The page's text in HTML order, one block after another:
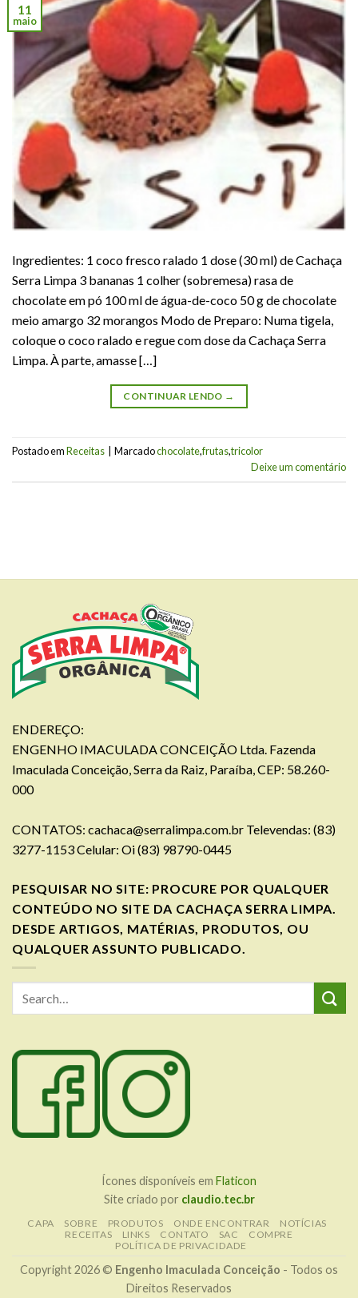
11
maio
Ingredientes: 1 coco fresco ralado 1 dose (30 ml) de Cachaça
Serra Limpa 3 bananas 1 colher (sobremesa) rasa de
chocolate em pó 100 ml de água-de-coco 50 g de chocolate
meio amargo 32 morangos Modo de Preparo: Numa tigela,
coloque o coco ralado e regue com dose da Cachaça Serra
Limpa. À parte, amasse […]
CONTINUAR LENDO →
Postado emReceitas Marcadochocolate,frutas,tricolor
Deixe um comentário
ENDEREÇO:
ENGENHO IMACULADA CONCEIÇÃO Ltda. Fazenda
Imaculada Conceição, Serra da Raiz, Paraíba, CEP: 58.260-
000
CONTATOS: cachaca@serralimpa.com.br Televendas: (83)
3277-1153 Celular: Oi (83) 98790-0445
PESQUISAR NO SITE: PROCURE POR QUALQUER
CONTEÚDO NO SITE DA CACHAÇA SERRA LIMPA.
DESDE ARTIGOS, MATÉRIAS, PRODUTOS, OU
QUALQUER ASSUNTO PUBLICADO.
Ícones disponíveis em Flaticon
Site criado por claudio.tec.br
CAPA SOBRE PRODUTOS ONDE ENCONTRAR
NOTÍCIAS
RECEITAS
LINKS CONTATO SAC
COMPRE
POLÍTICA DE PRIVACIDADE
Copyright 2026 © Engenho Imaculada Conceição - Todos os
Direitos Reservados